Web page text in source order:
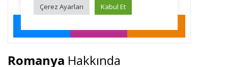
Romanya Hakkında